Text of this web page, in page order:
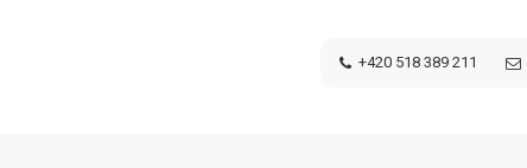
+420 518 389 211